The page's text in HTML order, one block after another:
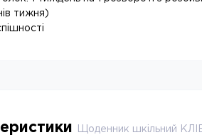
тижня)
Щоденник шкільний